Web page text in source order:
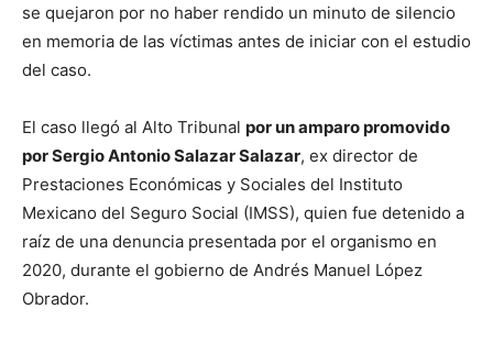
se quejaron por no haber rendido un minuto de silencio
en memoria de las víctimas antes de iniciar con el estudio
del caso.
El caso llegó al Alto Tribunal por un amparo promovido
por Sergio Antonio Salazar Salazar, ex director de
Prestaciones Económicas y Sociales del Instituto
Mexicano del Seguro Social (IMSS), quien fue detenido a
raíz de una denuncia presentada por el organismo en
2020, durante el gobierno de Andrés Manuel López
Obrador.